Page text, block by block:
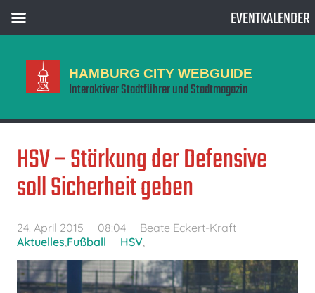
HAMBURG CITY WEBGUIDE
Interaktiver Stadtführer und Stadtmagazin
HSV – Stärkung der Defensive
soll Sicherheit geben
24. April 2015 08:04
Beate Eckert-Kraft
Aktuelles Fußball HSV
EVENTKALENDER